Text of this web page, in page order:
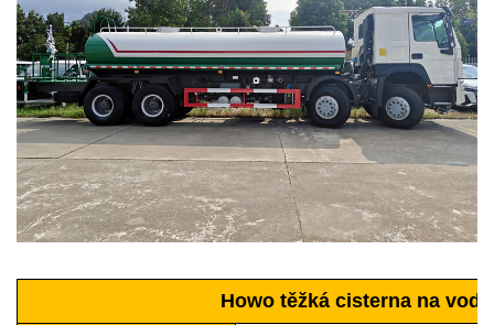
Howo těžká cisterna na